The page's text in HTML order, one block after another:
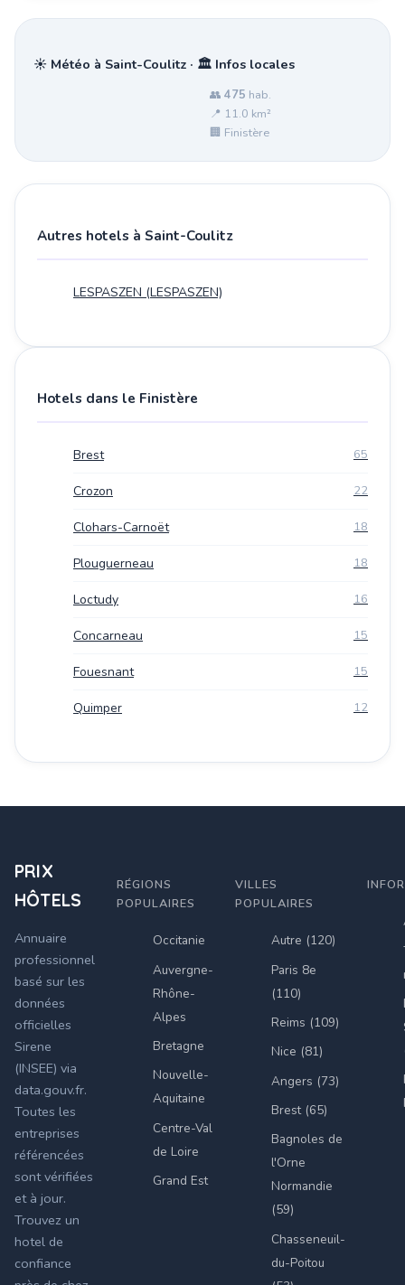
☀️ Météo à Saint-Coulitz · 🏛️ Infos locales
👥 475 hab.
📍 11.0 km²
🏢 Finistère
Autres hotels à Saint-Coulitz
LESPASZEN (LESPASZEN)
Hotels dans le Finistère
Brest 65
Crozon 22
Clohars-Carnoët 18
Plouguerneau 18
Loctudy 16
Concarneau 15
Fouesnant 15
Quimper 12
PRIX
HÔTELS
Annuaire
professionnel
basé sur les
données
officielles
Sirene
(INSEE) via
data.gouv.fr.
Toutes les
entreprises
référencées
sont vérifiées
et à jour.
Trouvez un
hotel de
confiance
RÉGIONS
POPULAIRES
Occitanie
Auvergne-
Rhône-
Alpes
Bretagne
Nouvelle-
Aquitaine
Centre-Val
de Loire
Grand Est
VILLES
POPULAIRES
Autre (120)
Paris 8e
(110)
Reims (109)
Nice (81)
Angers (73)
Brest (65)
Bagnoles de
l'Orne
Normandie
(59)
Chasseneuil-
du-Poitou